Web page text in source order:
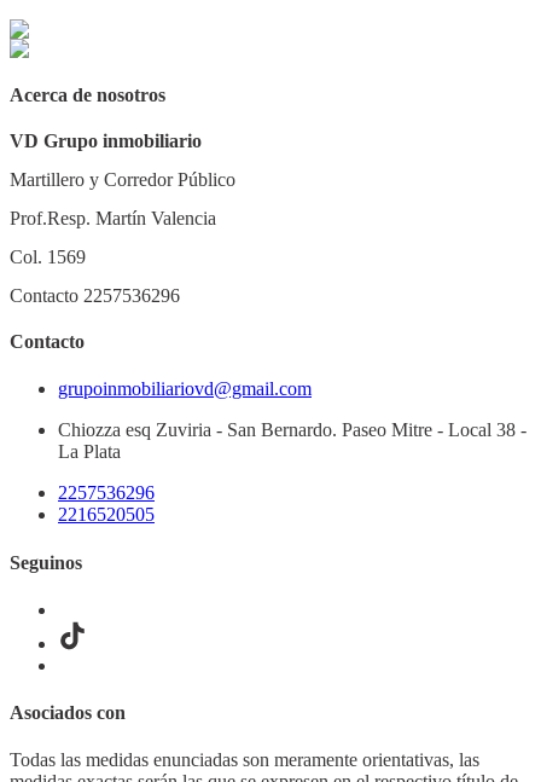
Acerca de nosotros
VD Grupo inmobiliario
Martillero y Corredor Público
Prof.Resp. Martín Valencia
Col. 1569
Contacto 2257536296
Contacto
grupoinmobiliariovd@gmail.com
Chiozza esq Zuviria - San Bernardo. Paseo Mitre - Local 38 -
La Plata
2257536296
2216520505
Seguinos
Asociados con
Todas las medidas enunciadas son meramente orientativas, las